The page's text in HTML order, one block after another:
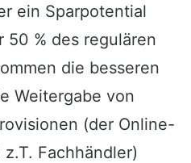
ein Sparpotential
% des regulären
die besseren
Weitergabe von
(der Online-
Fachhändler)